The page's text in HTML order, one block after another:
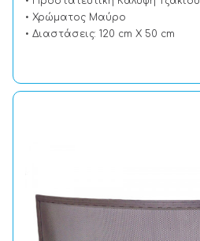
• Χρώματος Μαύρο
• Διαστάσεις: 120 cm X 50 cm